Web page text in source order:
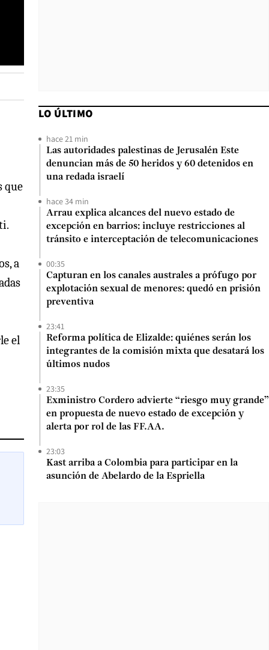
que
a
el
LO ÚLTIMO
hace 21 min
Las autoridades palestinas de Jerusalén Este
denuncian más de 50 heridos y 60 detenidos en
una redada israelí
hace 34 min
Arrau explica alcances del nuevo estado de
excepción en barrios: incluye restricciones al
tránsito e interceptación de telecomunicaciones
00:35
Capturan en los canales australes a prófugo por
explotación sexual de menores: quedó en prisión
preventiva
23:41
Reforma política de Elizalde: quiénes serán los
integrantes de la comisión mixta que desatará los
últimos nudos
23:35
Exministro Cordero advierte “riesgo muy grande”
en propuesta de nuevo estado de excepción y
alerta por rol de las FF.AA.
23:03
Kast arriba a Colombia para participar en la
asunción de Abelardo de la Espriella